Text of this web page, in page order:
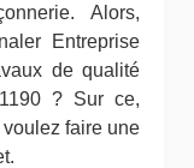
Alors,
Entreprise
de qualité
? Sur ce,
faire une